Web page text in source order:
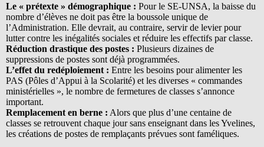
Le « prétexte » démographique : Pour le SE-UNSA, la baisse du
nombre d’élèves ne doit pas être la boussole unique de
l’Administration. Elle devrait, au contraire, servir de levier pour
lutter contre les inégalités sociales et réduire les effectifs par classe.
Réduction drastique des postes : Plusieurs dizaines de
suppressions de postes sont déjà programmées.
L’effet du redéploiement : Entre les besoins pour alimenter les
PAS (Pôles d’Appui à la Scolarité) et les diverses « commandes
ministérielles », le nombre de fermetures de classes s’annonce
important.
Remplacement en berne : Alors que plus d’une centaine de
classes se retrouvent chaque jour sans enseignant dans les Yvelines,
les créations de postes de remplaçants prévues sont faméliques.